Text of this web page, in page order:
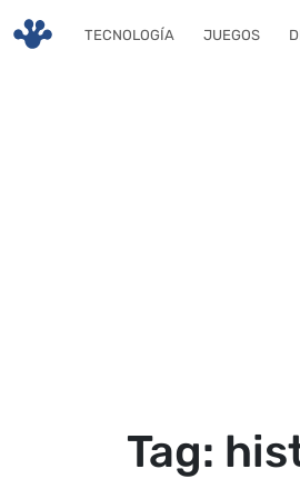
TECNOLOGÍA JUEGOS
Tag: